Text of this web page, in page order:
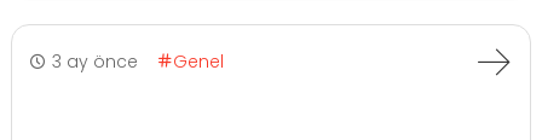
3 ay önce Genel